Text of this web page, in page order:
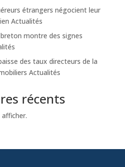
étrangers négocient leur
Actualités
montre des signes
des taux directeurs de la
Actualités
récents